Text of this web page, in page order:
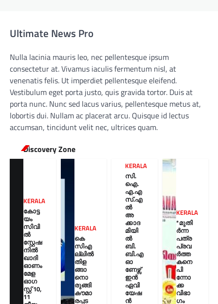
Ultimate News Pro
Nulla lacinia mauris leo, nec pellentesque ipsum
consectetur at. Vivamus iaculis fermentum nisl, at
venenatis felis. Ut imperdiet pellentesque eleifend.
Vestibulum eget porta justo, quis gravida tortor. Duis at
porta nunc. Nunc sed lacus varius, pellentesque metus at,
lobortis dui. Nullam ac placerat arcu. Quisque id lectus
accumsan, tincidunt velit nec, ultrices quam.
Discovery Zone
KERALA
കോട്ട
യം
സിവി
ൽ
സ്റ്റേഷ
നിൽ
ഖാദി
ഓണം
മേള
ഓഗ
സ്റ്റ് 10,
11
KERALA
കെ
സിഎ
ല്ലിൽ
തിള
ങ്ങാ
നൊ
രുങ്ങി
കൗമാ
രപ്പട
KERALA
സി.
ഐ.
എ.എ
സ്.എ
ൽ
അ
ക്കാദ
മിയി
ൽ
ബി.
ബി.എ
ഓ
ണേഴ്സ്
ഇൻ
ഏവി
യേഷ
ൻ
KERALA
*മുതി
ർന്ന
പത്ര
പ്രവ
ർത്ത
കനെ
പി
ന്നോ
ക്ക
വിഭാ
ഗം